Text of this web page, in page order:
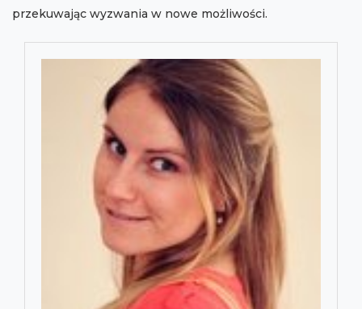
przekuwając wyzwania w nowe możliwości.